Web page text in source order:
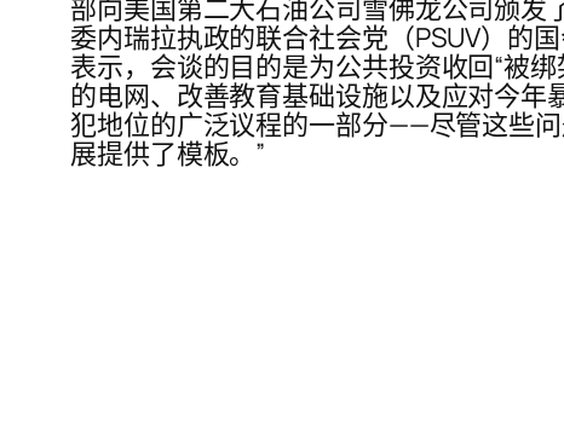
部向美国第二大石油公司雪佛龙公司颁
委内瑞拉执政的联合社会党（PSUV）的
表示，会谈的目的是为公共投资收回“被
的电网、改善教育基础设施以及应对今
犯地位的广泛议程的一部分——尽管这些
展提供了模板。”